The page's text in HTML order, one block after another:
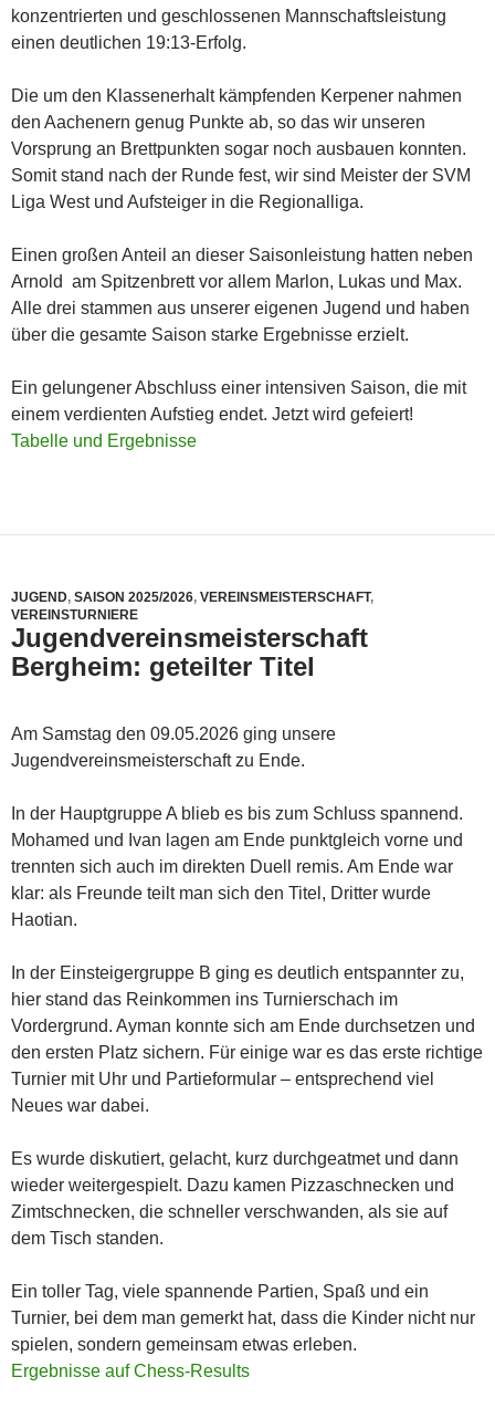
konzentrierten und geschlossenen Mannschaftsleistung
einen deutlichen 19:13-Erfolg.
Die um den Klassenerhalt kämpfenden Kerpener nahmen
den Aachenern genug Punkte ab, so das wir unseren
Vorsprung an Brettpunkten sogar noch ausbauen konnten.
Somit stand nach der Runde fest, wir sind Meister der SVM
Liga West und Aufsteiger in die Regionalliga.
Einen großen Anteil an dieser Saisonleistung hatten neben
Arnold am Spitzenbrett vor allem Marlon, Lukas und Max.
Alle drei stammen aus unserer eigenen Jugend und haben
über die gesamte Saison starke Ergebnisse erzielt.
Ein gelungener Abschluss einer intensiven Saison, die mit
einem verdienten Aufstieg endet. Jetzt wird gefeiert!
Tabelle und Ergebnisse
JUGEND, SAISON 2025/2026, VEREINSMEISTERSCHAFT,
VEREINSTURNIERE
Jugendvereinsmeisterschaft
Bergheim: geteilter Titel
Am Samstag den 09.05.2026 ging unsere
Jugendvereinsmeisterschaft zu Ende.
In der Hauptgruppe A blieb es bis zum Schluss spannend.
Mohamed und Ivan lagen am Ende punktgleich vorne und
trennten sich auch im direkten Duell remis. Am Ende war
klar: als Freunde teilt man sich den Titel, Dritter wurde
Haotian.
In der Einsteigergruppe B ging es deutlich entspannter zu,
hier stand das Reinkommen ins Turnierschach im
Vordergrund. Ayman konnte sich am Ende durchsetzen und
den ersten Platz sichern. Für einige war es das erste richtige
Turnier mit Uhr und Partieformular – entsprechend viel
Neues war dabei.
Es wurde diskutiert, gelacht, kurz durchgeatmet und dann
wieder weitergespielt. Dazu kamen Pizzaschnecken und
Zimtschnecken, die schneller verschwanden, als sie auf
dem Tisch standen.
Ein toller Tag, viele spannende Partien, Spaß und ein
Turnier, bei dem man gemerkt hat, dass die Kinder nicht nur
spielen, sondern gemeinsam etwas erleben.
Ergebnisse auf Chess-Results